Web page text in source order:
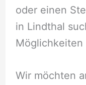
oder einen
in Lindthal
Möglichkeiten
Wir möchten